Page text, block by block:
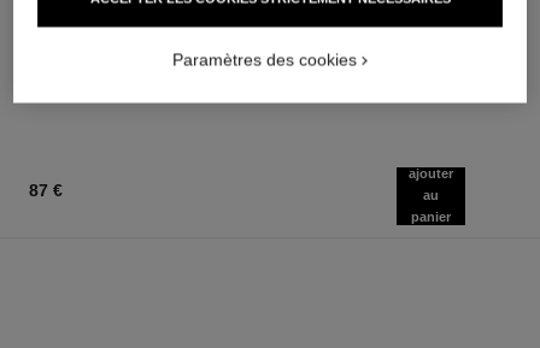
AJOUTER AU PANIER
87 €
ajouter
au
panier
Paramètres des cookies